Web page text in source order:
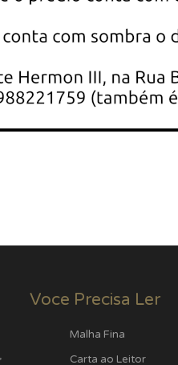
Voce Precisa Ler
Malha Fina
Carta ao Leitor